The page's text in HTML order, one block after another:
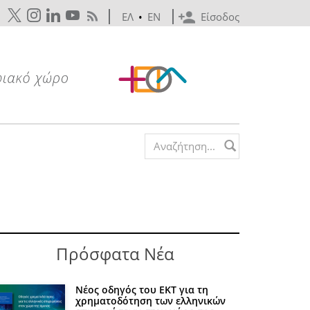
Είσοδος
ΕΛ • EN
Search form
Πρόσφατα Νέα
Νέος οδηγός του ΕΚΤ για τη
χρηματοδότηση των ελληνικών